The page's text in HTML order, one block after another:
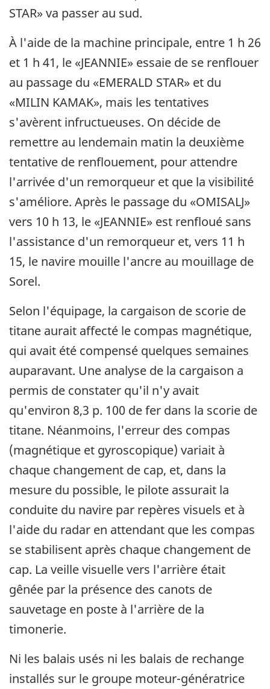
STAR» va passer au sud.
À l'aide de la machine principale, entre 1 h 26
et 1 h 41, le «JEANNIE» essaie de se renflouer
au passage du «EMERALD STAR» et du
«MILIN KAMAK», mais les tentatives
s'avèrent infructueuses. On décide de
remettre au lendemain matin la deuxième
tentative de renflouement, pour attendre
l'arrivée d'un remorqueur et que la visibilité
s'améliore. Après le passage du «OMISALJ»
vers 10 h 13, le «JEANNIE» est renfloué sans
l'assistance d'un remorqueur et, vers 11 h
15, le navire mouille l'ancre au mouillage de
Sorel.
Selon l'équipage, la cargaison de scorie de
titane aurait affecté le compas magnétique,
qui avait été compensé quelques semaines
auparavant. Une analyse de la cargaison a
permis de constater qu'il n'y avait
qu'environ 8,3 p. 100 de fer dans la scorie de
titane. Néanmoins, l'erreur des compas
(magnétique et gyroscopique) variait à
chaque changement de cap, et, dans la
mesure du possible, le pilote assurait la
conduite du navire par repères visuels et à
l'aide du radar en attendant que les compas
se stabilisent après chaque changement de
cap. La veille visuelle vers l'arrière était
gênée par la présence des canots de
sauvetage en poste à l'arrière de la
timonerie.
Ni les balais usés ni les balais de rechange
installés sur le groupe moteur-génératrice